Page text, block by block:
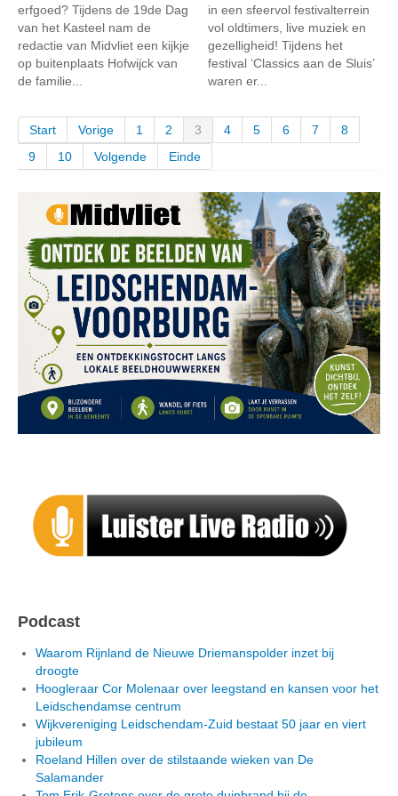
erfgoed? Tijdens de 19de Dag
van het Kasteel nam de
redactie van Midvliet een kijkje
op buitenplaats Hofwijck van
de familie...
in een sfeervol festivalterrein
vol oldtimers, live muziek en
gezelligheid! Tijdens het
festival ‘Classics aan de Sluis’
waren er...
Start Vorige 1 2 3 4 5 6 7
8
9
10 Volgende Einde
Podcast
Waarom Rijnland de Nieuwe Driemanspolder inzet bij
droogte
Hoogleraar Cor Molenaar over leegstand en kansen voor het
Leidschendamse centrum
Wijkvereniging Leidschendam-Zuid bestaat 50 jaar en viert
jubileum
Roeland Hillen over de stilstaande wieken van De
Salamander